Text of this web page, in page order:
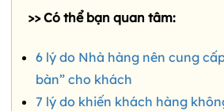
>> Có thể bạn quan tâm:
6 lý do Nhà hàng nên cung
bàn” cho khách
7 lý do khiến khách hàng